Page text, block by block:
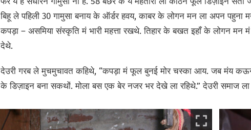
बिहू ले पहिली 30 गामुसा बनाय के ऑर्डर हवय, काबर के लोगन मन ला अपन पहुना
कपड़ा – असमिया संस्कृति मं भारी महत्ता रखथे. तिहार के बखत इहाँ के लोगन मन
देथे.
देउरी गरब ले मुचमुचावत कहिथे, “कपड़ा मं फूल बुनई मोर चस्का आय. जब मंय
के डिज़ाइन बना सकथों. मोला बस एक बेर नजर भर देखे ला रहिथे.” देउरी